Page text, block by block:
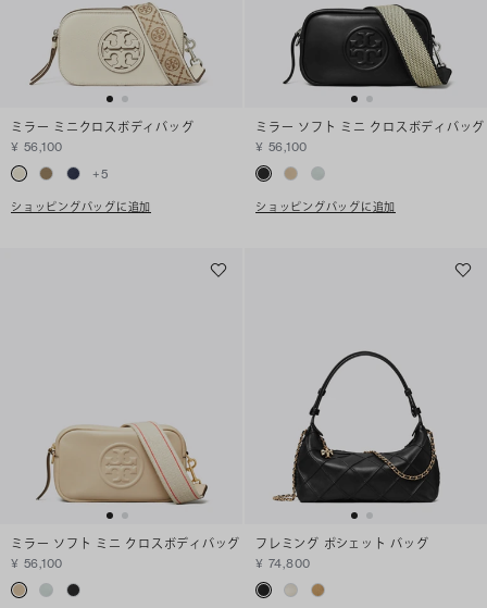
ミラー ミニクロスボディバッグ
¥ 56,100
+5
ショッピングバッグに追加
ミラー ソフト ミニ クロスボディバッグ
¥ 56,100
ショッピングバッグに追加
ミラー ソフト ミニ クロスボディバッグ
¥ 56,100
フレミング ポシェット バッグ
¥ 74,800